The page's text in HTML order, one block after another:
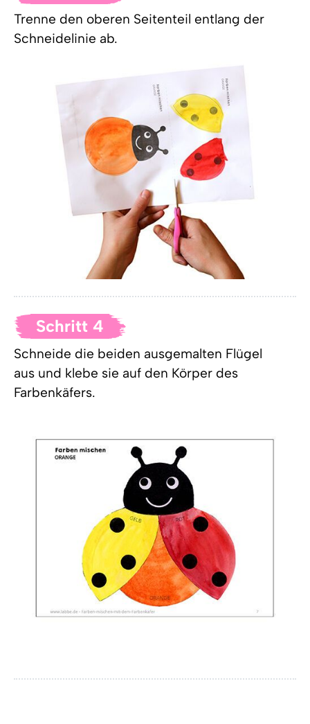
Trenne den oberen Seitenteil entlang der
Schneidelinie ab.
Schritt 4
Schneide die beiden ausgemalten Flügel
aus und klebe sie auf den Körper des
Farbenkäfers.